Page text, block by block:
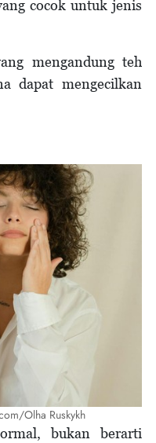
cocok untuk jenis
mengandung teh
dapat mengecilkan
Olha Ruskykh
bukan berarti